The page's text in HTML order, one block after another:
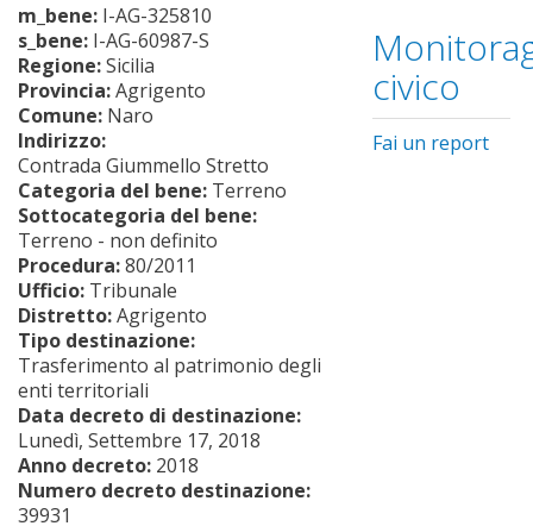
m_bene: I-AG-325810
s_bene: I-AG-60987-S
Regione:Sicilia
Provincia:Agrigento
Comune: Naro
Indirizzo:
Contrada Giummello Stretto
Categoria del bene: Terreno
Sottocategoria del bene:
Terreno - non definito
Procedura:80/2011
Ufficio: Tribunale
Distretto:Agrigento
Tipo destinazione:
Trasferimento al patrimonio degli
enti territoriali
Data decreto di destinazione:
Lunedì, Settembre 17, 2018
Anno decreto: 2018
Numero decreto destinazione:
39931
civico
Fai un report